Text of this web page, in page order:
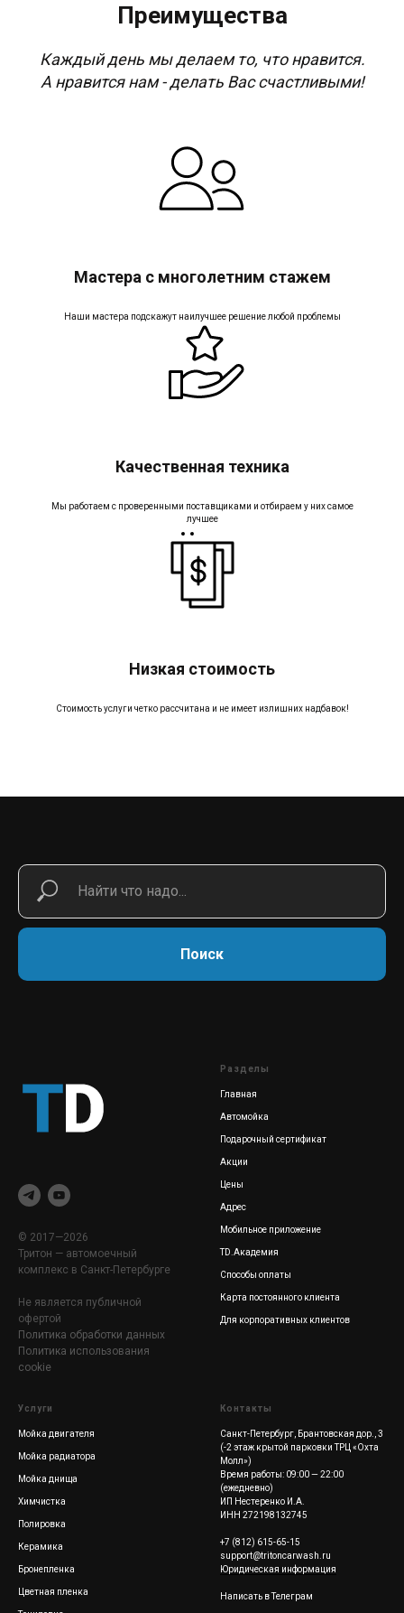
Преимущества
Каждый день мы делаем то, что нравится.
А нравится нам - делать Вас счастливыми!
Мастера с многолетним стажем
Наши мастера подскажут наилучшее решение любой проблемы
Качественная техника
Мы работаем с проверенными поставщиками и отбираем у них самое
лучшее
Низкая стоимость
Стоимость услуги четко рассчитана и не имеет излишних надбавок!
Поиск
© 2017—2026
Тритон — автомоечный
комплекс в Санкт-Петербурге
Не является публичной
офертой
Политика обработки данных
Политика использования
cookie
Разделы
Главная
Автомойка
Подарочный сертификат
Акции
Цены
Адрес
Мобильное приложение
TD.Академия
Способы оплаты
Карта постоянного клиента
Для корпоративных клиентов
Услуги
Мойка двигателя
Мойка радиатора
Мойка днища
Химчистка
Полировка
Керамика
Бронепленка
Цветная пленка
Контакты
Санкт-Петербург, Брантовская дор., 3
(-2 этаж крытой парковки ТРЦ «Охта
Молл»)
Время работы: 09:00 — 22:00
(ежедневно)
ИП Нестеренко И.А.
ИНН 272198132745
+7 (812) 615-65-15
support@tritoncarwash.ru
Юридическая информация
Написать в Телеграм